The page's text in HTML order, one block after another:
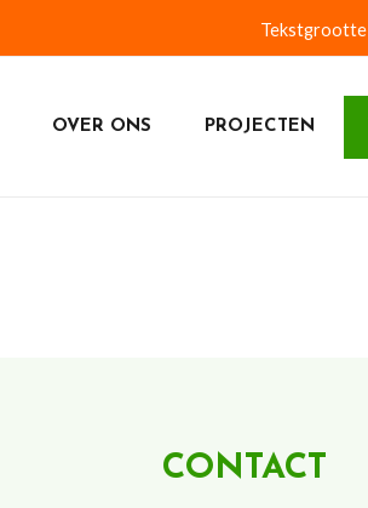
Tekstgrootte
OVER ONS PROJECTEN
CONTACT